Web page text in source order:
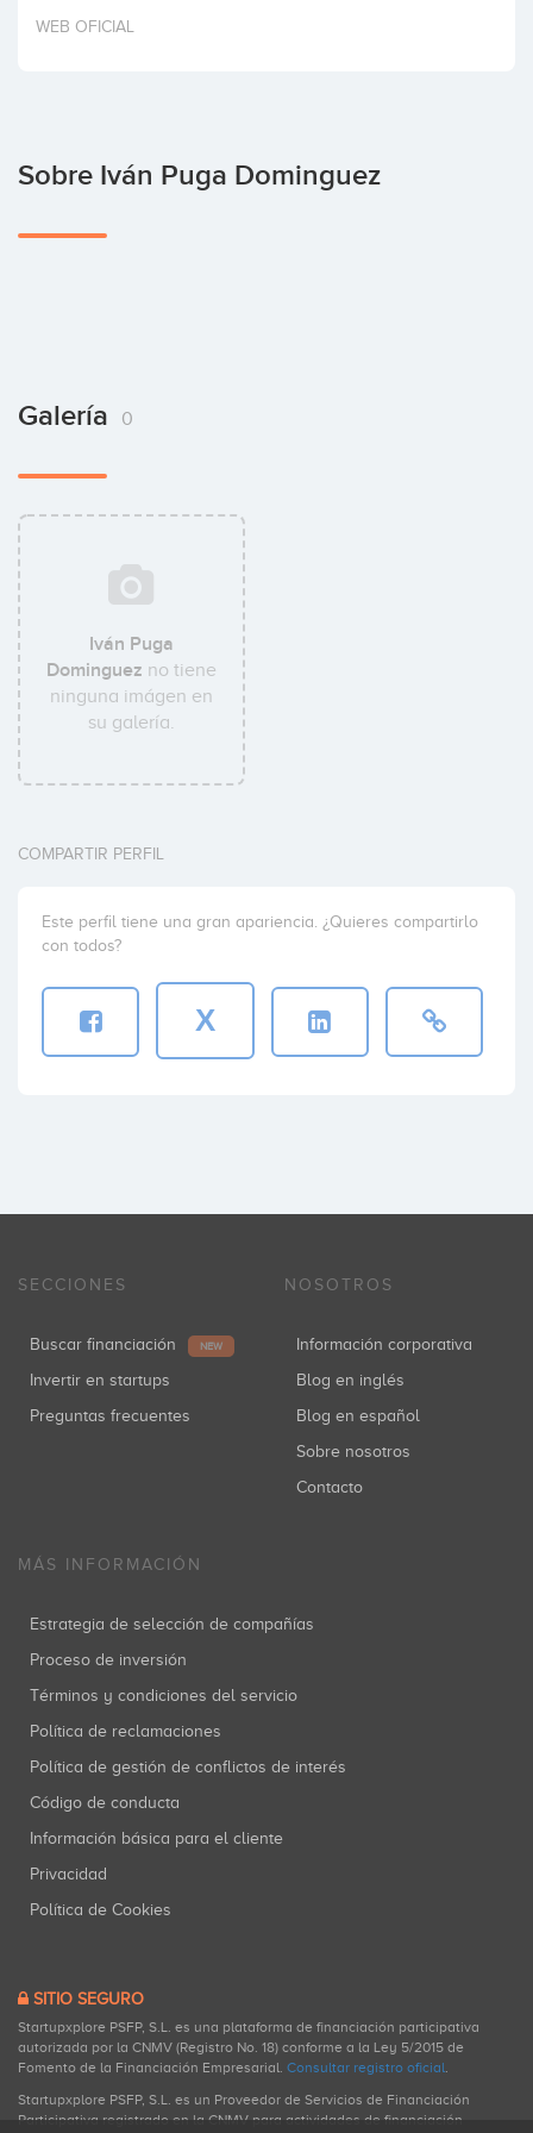
Invertir
WEB OFICIAL
Sobre Iván Puga Dominguez
Galería 0
Iván Puga
Dominguez no tiene
ninguna imágen en
su galería.
COMPARTIR PERFIL
Este perfil tiene una gran apariencia. ¿Quieres compartirlo
con todos?
X
SECCIONES
Buscar financiación NEW
Invertir en startups
Preguntas frecuentes
NOSOTROS
Información corporativa
Blog en inglés
Blog en español
Sobre nosotros
Contacto
MÁS INFORMACIÓN
Estrategia de selección de compañías
Proceso de inversión
Términos y condiciones del servicio
Política de reclamaciones
Política de gestión de conflictos de interés
Código de conducta
Información básica para el cliente
Privacidad
Política de Cookies
SITIO SEGURO
Startupxplore PSFP, S.L. es una plataforma de financiación participativa
autorizada por la CNMV (Registro No. 18) conforme a la Ley 5/2015 de
Fomento de la Financiación Empresarial. Consultar registro oficial.
Startupxplore PSFP, S.L. es un Proveedor de Servicios de Financiación
Participativa registrado en la CNMV para actividades de financiación